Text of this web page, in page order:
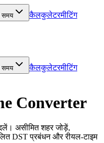
समय कैलकुलेटरमीटिंग
समय कैलकुलेटरमीटिंग
Converter
असीमित शहर जोड़ें,
DST प्रबंधन और रीयल-टाइम